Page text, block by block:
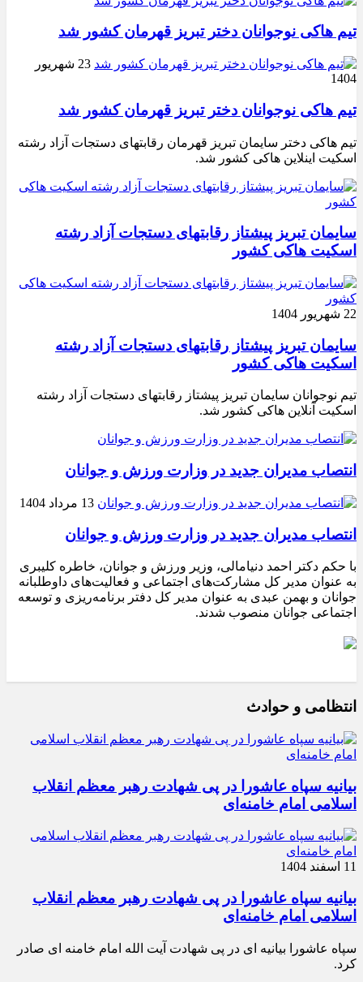
تیم هاکی نوجوانان دختر تبریز قهرمان کشور شد
23 شهریور
1404
تیم هاکی نوجوانان دختر تبریز قهرمان کشور شد
تیم هاکی دختر سایمان تبریز قهرمان رقابتهای دستجات آزاد رشته
اسکیت اینلاین هاکی کشور شد.
سایمان تبریز پیشتاز رقابتهای دستجات آزاد رشته
اسکیت هاکی کشور
22 شهریور 1404
سایمان تبریز پیشتاز رقابتهای دستجات آزاد رشته
اسکیت هاکی کشور
تیم نوجوانان سایمان تبریز پیشتاز رقابتهای دستجات آزاد رشته
اسکیت آنلاین هاکی کشور شد.
انتصاب مدیران جدید در وزارت ورزش و جوانان
13 مرداد 1404
انتصاب مدیران جدید در وزارت ورزش و جوانان
با حکم دکتر احمد دنیامالی، وزیر ورزش و جوانان، خاطره کلیبری
به عنوان مدیر کل مشارکت‌های اجتماعی و فعالیت‌های داوطلبانه
جوانان و بهمن عبدی به عنوان مدیر کل دفتر برنامه‌ریزی و توسعه
اجتماعی جوانان منصوب شدند.
انتظامی و حوادث
بیانیه سپاه عاشورا در پی شهادت رهبر معظم انقلاب
اسلامی امام خامنه‌ای
11 اسفند 1404
بیانیه سپاه عاشورا در پی شهادت رهبر معظم انقلاب
اسلامی امام خامنه‌ای
سپاه عاشورا بیانیه ای در پی شهادت آیت الله امام خامنه ای صادر
کرد.